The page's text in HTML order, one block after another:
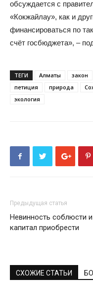
обсуждается с
«Кокжайлау», как и
финансироваться по
счёт госбюджета», –
ТЕГИ Алматы закон
петиция
природа
экология
Предыдущая статья
Невинность соблюсти и
капитал приобрести
СХОЖИЕ СТАТЬИ